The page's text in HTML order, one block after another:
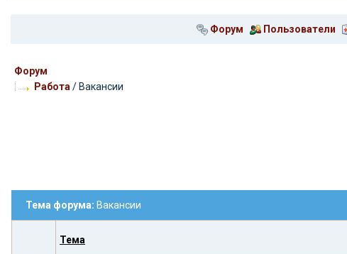
Форум Пользователи
Форум
Работа / Вакансии
Тема форума: Вакансии
Тема